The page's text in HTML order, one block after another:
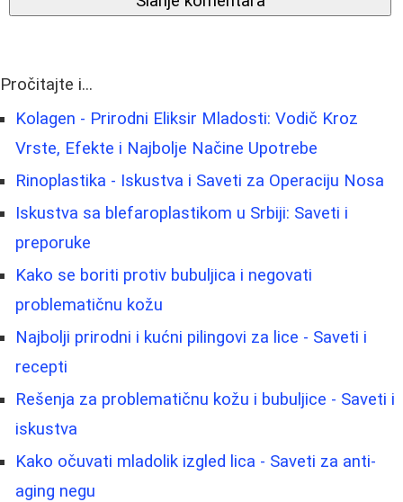
Pročitajte i...
Kolagen - Prirodni Eliksir Mladosti: Vodič Kroz
Vrste, Efekte i Najbolje Načine Upotrebe
Rinoplastika - Iskustva i Saveti za Operaciju Nosa
Iskustva sa blefaroplastikom u Srbiji: Saveti i
preporuke
Kako se boriti protiv bubuljica i negovati
problematičnu kožu
Najbolji prirodni i kućni pilingovi za lice - Saveti i
recepti
Rešenja za problematičnu kožu i bubuljice - Saveti i
iskustva
Kako očuvati mladolik izgled lica - Saveti za anti-
aging negu